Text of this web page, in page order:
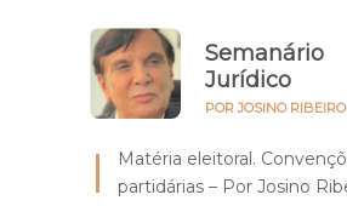
Semanário
Jurídico
POR JOSINO
Matéria eleitoral.
partidárias – Por Josino